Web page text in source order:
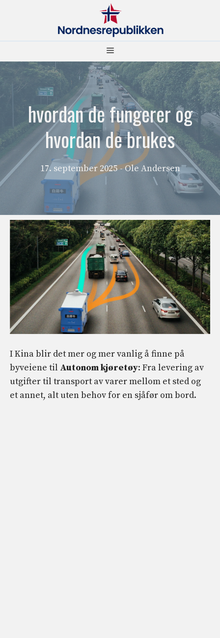
Meny
hvordan de fungerer og
hvordan de brukes
17. september 2025 - Ole Andersen
I Kina blir det mer og mer vanlig å finne på
byveiene til Autonom kjøretøy: Fra levering av
utgifter til transport av varer mellom et sted og
et annet, alt uten behov for en sjåfør om bord.